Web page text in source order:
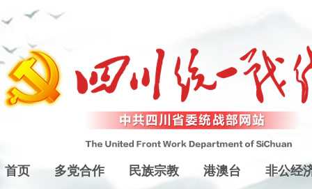
首页 多党合作 民族宗教 港澳台 非公经